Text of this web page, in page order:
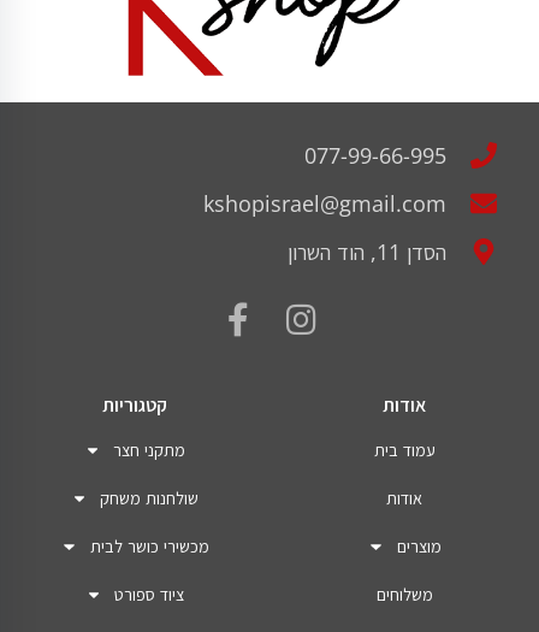
077-99-66-995
kshopisrael@gmail.com
הסדן 11, הוד השרון
אודות
עמוד בית
אודות
מוצרים
משלוחים
קטגוריות
מתקני חצר
שולחנות משחק
מכשירי כושר לבית
ציוד ספורט